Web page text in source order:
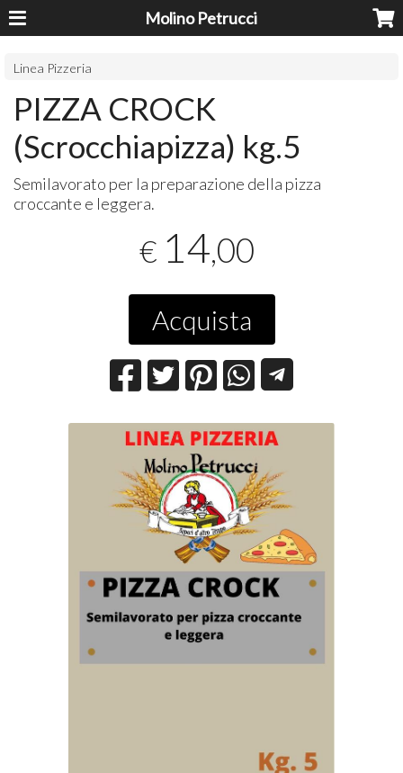
Molino Petrucci
Linea Pizzeria
PIZZA CROCK
(Scrocchiapizza) kg.5
Semilavorato per la preparazione della pizza
croccante e leggera.
€ 14,00
Acquista